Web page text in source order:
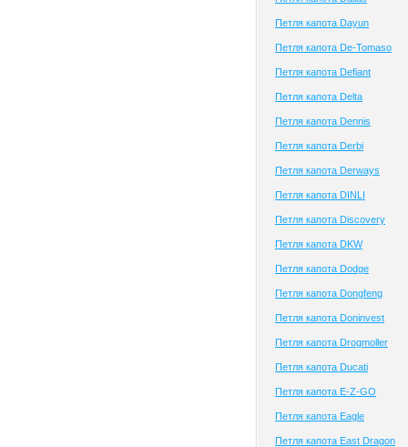
Петля капота Dayun
Петля капота De-Tomaso
Петля капота Defiant
Петля капота Delta
Петля капота Dennis
Петля капота Derbi
Петля капота Derways
Петля капота DINLI
Петля капота Discovery
Петля капота DKW
Петля капота Dodge
Петля капота Dongfeng
Петля капота Doninvest
Петля капота Drogmoller
Петля капота Ducati
Петля капота E-Z-GO
Петля капота Eagle
Петля капота East Dragon